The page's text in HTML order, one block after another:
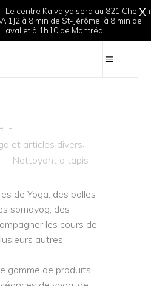
X
Le centre Kaivalya sera au 821 Chemin
1J2 à 8 min de St-Jérôme, à 8 min de
et à 1h10 de Montréal.
-
et articles divers,
- Nettoyant a tapis
de Yoga, des balles
somayog, des
les cours de
autres
gamme de produits